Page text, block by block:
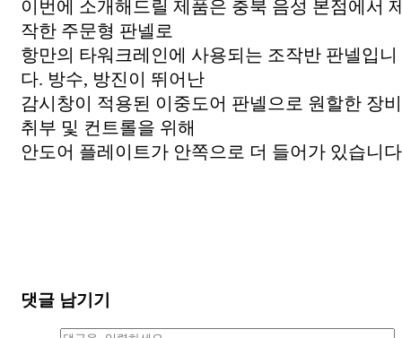
이번에 소개해드릴 제품은 충북 음성 본점에서
작한 주문형 판넬로
항만의 타워크레인에 사용되는 조작반 판넬입니
다. 방수, 방진이 뛰어난
감시창이 적용된 이중도어 판넬으로 원할한 장비
취부 및 컨트롤을 위해
안도어 플레이트가 안쪽으로 더 들어가 있습니
댓글 남기기